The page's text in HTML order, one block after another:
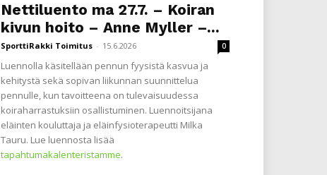
Nettiluento ma 27.7. – Koiran
kivun hoito – Anne Myller –...
SporttiRakki Toimitus - 15.6.2026 0
Luennolla käsitellään pennun fyysistä kasvua ja
kehitystä sekä sopivan liikunnan suunnittelua
pennulle, kun tavoitteena on tulevaisuudessa
koiraharrastuksiin osallistuminen. Luennoitsijana
eläinten kouluttaja ja eläinfysioterapeutti Milka
Tauru. Lue luennosta lisää
tapahtumakalenteristamme.